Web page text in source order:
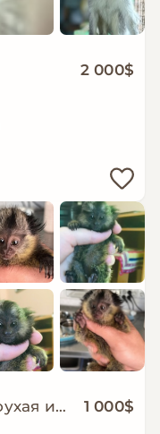
2 000$
Мальчики обезьяна черноухая игрунка обезьянка мармозетка 1 000$